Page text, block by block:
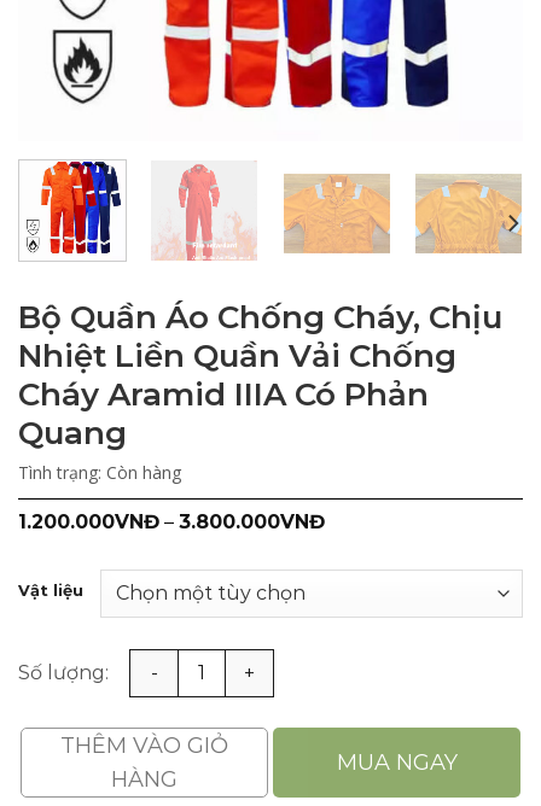
Bộ Quần Áo Chống Cháy, Chịu
Nhiệt Liền Quần Vải Chống
Cháy Aramid IIIA Có Phản
Quang
Tình trạng: Còn hàng
1.200.000VNĐ – 3.800.000VNĐ
Vật liệu
Bộ Quần Áo Chống Cháy, Chịu Nhiệt Liền Quần Vải
THÊM VÀO GIỎ
HÀNG
MUA NGAY